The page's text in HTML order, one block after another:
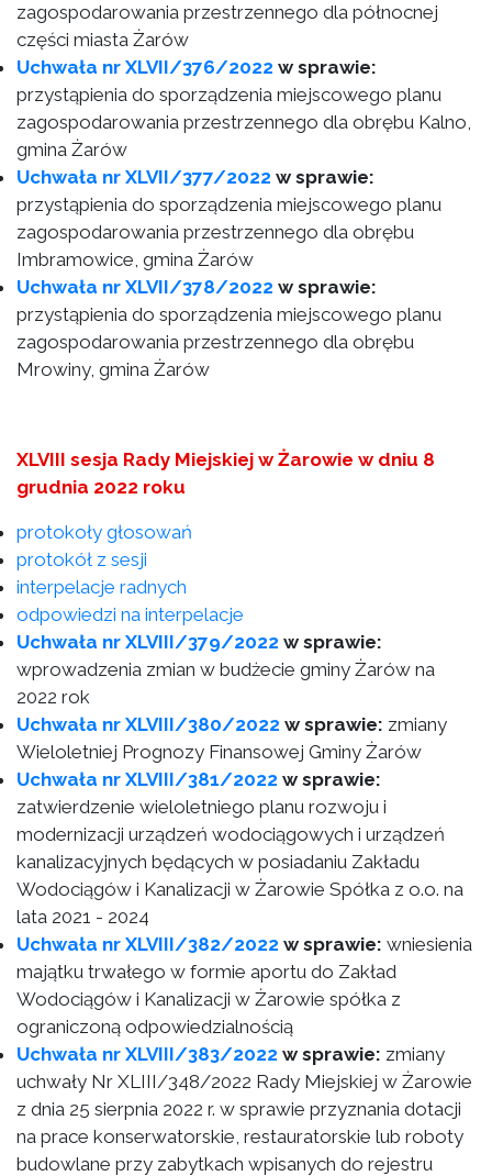
zagospodarowania przestrzennego dla północnej
części miasta Żarów
Uchwała nr XLVII/376/2022 w sprawie:
przystąpienia do sporządzenia miejscowego planu
zagospodarowania przestrzennego dla obrębu Kalno,
gmina Żarów
Uchwała nr XLVII/377/2022 w sprawie:
przystąpienia do sporządzenia miejscowego planu
zagospodarowania przestrzennego dla obrębu
Imbramowice, gmina Żarów
Uchwała nr XLVII/378/2022 w sprawie:
przystąpienia do sporządzenia miejscowego planu
zagospodarowania przestrzennego dla obrębu
Mrowiny, gmina Żarów
XLVIII sesja Rady Miejskiej w Żarowie w dniu 8
grudnia 2022 roku
protokoły głosowań
protokół z sesji
interpelacje radnych
odpowiedzi na interpelacje
Uchwała nr XLVIII/379/2022 w sprawie:
wprowadzenia zmian w budżecie gminy Żarów na
2022 rok
Uchwała nr XLVIII/380/2022 w sprawie: zmiany
Wieloletniej Prognozy Finansowej Gminy Żarów
Uchwała nr XLVIII/381/2022 w sprawie:
zatwierdzenie wieloletniego planu rozwoju i
modernizacji urządzeń wodociągowych i urządzeń
kanalizacyjnych będących w posiadaniu Zakładu
Wodociągów i Kanalizacji w Żarowie Spółka z o.o. na
lata 2021 - 2024
Uchwała nr XLVIII/382/2022 w sprawie: wniesienia
majątku trwałego w formie aportu do Zakład
Wodociągów i Kanalizacji w Żarowie spółka z
ograniczoną odpowiedzialnością
Uchwała nr XLVIII/383/2022 w sprawie: zmiany
uchwały Nr XLIII/348/2022 Rady Miejskiej w Żarowie
z dnia 25 sierpnia 2022 r. w sprawie przyznania dotacji
na prace konserwatorskie, restauratorskie lub roboty
budowlane przy zabytkach wpisanych do rejestru